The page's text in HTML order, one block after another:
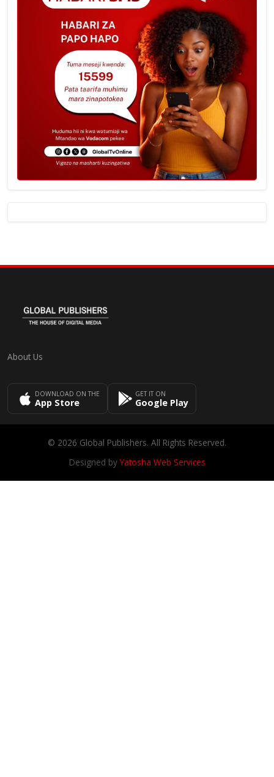
About Us
DOWNLOAD ON THE
App Store
GET IT ON
Google Play
© 2026 Global Publishers. All Rights Reserved.
Designed byYatosha Web Services